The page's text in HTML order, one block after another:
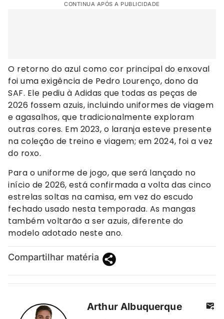
CONTINUA APÓS A PUBLICIDADE
O retorno do azul como cor principal do enxoval
foi uma exigência de Pedro Lourenço, dono da
SAF. Ele pediu à Adidas que todas as peças de
2026 fossem azuis, incluindo uniformes de viagem
e agasalhos, que tradicionalmente exploram
outras cores. Em 2023, o laranja esteve presente
na coleção de treino e viagem; em 2024, foi a vez
do roxo.
Para o uniforme de jogo, que será lançado no
início de 2026, está confirmada a volta das cinco
estrelas soltas na camisa, em vez do escudo
fechado usado nesta temporada. As mangas
também voltarão a ser azuis, diferente do
modelo adotado neste ano.
Compartilhar matéria
Arthur Albuquerque